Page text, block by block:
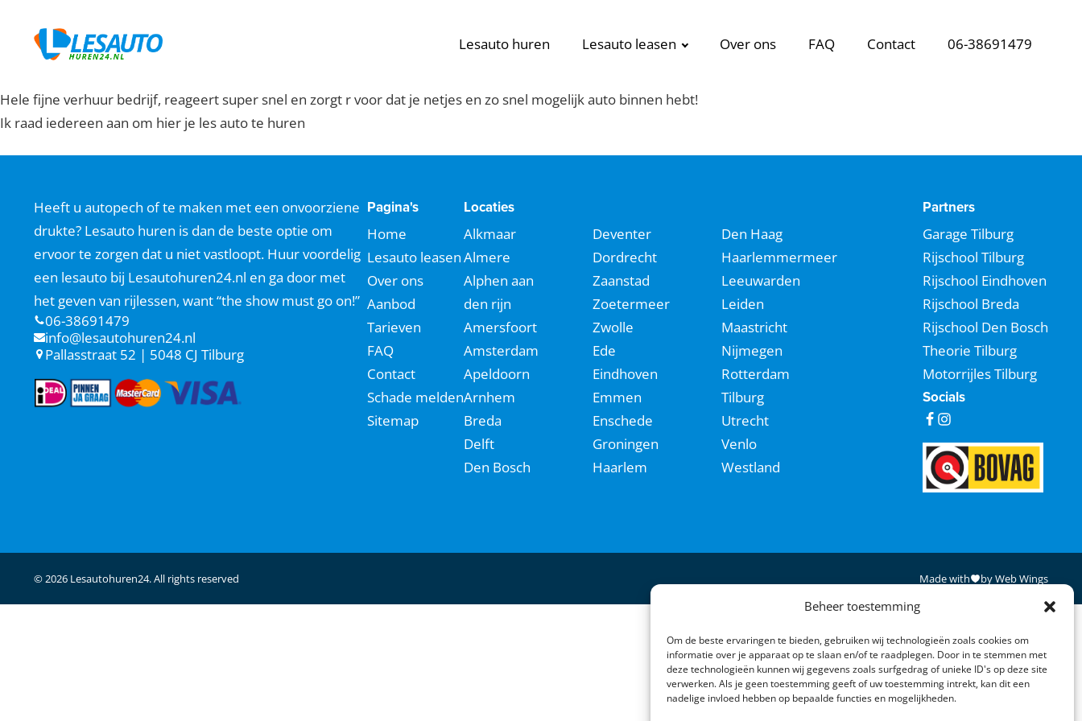
Beheer toestemming
Om de beste ervaringen te bieden, gebruiken wij technologieën zoals cookies om
informatie over je apparaat op te slaan en/of te raadplegen. Door in te stemmen met
deze technologieën kunnen wij gegevens zoals surfgedrag of unieke ID's op deze site
verwerken. Als je geen toestemming geeft of uw toestemming intrekt, kan dit een
nadelige invloed hebben op bepaalde functies en mogelijkheden.
Lesauto huren Lesauto leasen Over ons FAQ Contact 06-38691479
Hele fijne verhuur bedrijf, reageert super snel en zorgt r voor dat je netjes en zo snel mogelijk auto binnen hebt!
Ik raad iedereen aan om hier je les auto te huren
Heeft u autopech of te maken met een onvoorziene
drukte? Lesauto huren is dan de beste optie om
ervoor te zorgen dat u niet vastloopt. Huur voordelig
een lesauto bij Lesautohuren24.nl en ga door met
het geven van rijlessen, want “the show must go on!”
06-38691479
info@lesautohuren24.nl
Pallasstraat 52 | 5048 CJ Tilburg
Pagina's
Home
Lesauto leasen
Over ons
Aanbod
Tarieven
FAQ
Contact
Schade melden
Sitemap
Locaties
Alkmaar
Almere
Alphen aan
den rijn
Amersfoort
Amsterdam
Apeldoorn
Arnhem
Breda
Delft
Den Bosch
Deventer
Dordrecht
Zaanstad
Zoetermeer
Zwolle
Ede
Eindhoven
Emmen
Enschede
Groningen
Haarlem
Den Haag
Haarlemmermeer
Leeuwarden
Leiden
Maastricht
Nijmegen
Rotterdam
Tilburg
Utrecht
Venlo
Westland
Partners
Garage Tilburg
Rijschool Tilburg
Rijschool Eindhoven
Rijschool Breda
Rijschool Den Bosch
Theorie Tilburg
Motorrijles Tilburg
Socials
© 2026 Lesautohuren24. All rights reserved Made with by Web Wings